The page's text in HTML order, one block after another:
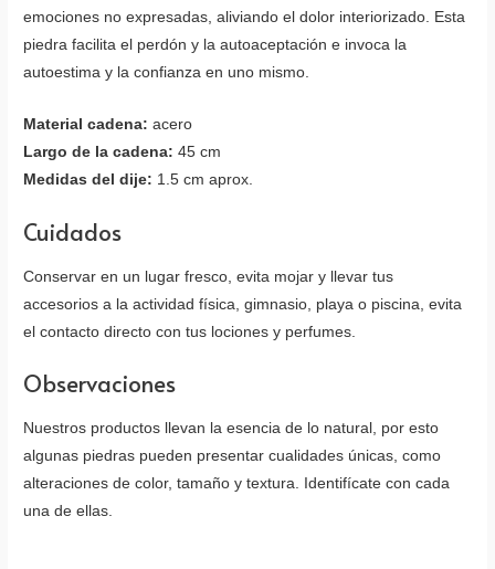
emociones no expresadas, aliviando el dolor interiorizado. Esta
piedra facilita el perdón y la autoaceptación e invoca la
autoestima y la confianza en uno mismo.
Material cadena: acero
Largo de la cadena: 45 cm
Medidas del dije: 1.5 cm aprox.
Cuidados
Conservar en un lugar fresco, evita mojar y llevar tus
accesorios a la actividad física, gimnasio, playa o piscina, evita
el contacto directo con tus lociones y perfumes.
Observaciones
Nuestros productos llevan la esencia de lo natural, por esto
algunas piedras pueden presentar cualidades únicas, como
alteraciones de color, tamaño y textura. Identifícate con cada
una de ellas.